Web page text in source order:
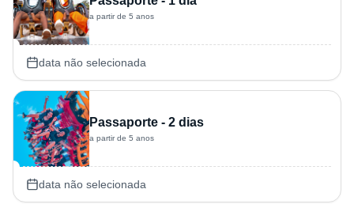
a partir de 5 anos
data não selecionada
Passaporte - 2 dias
a partir de 5 anos
data não selecionada